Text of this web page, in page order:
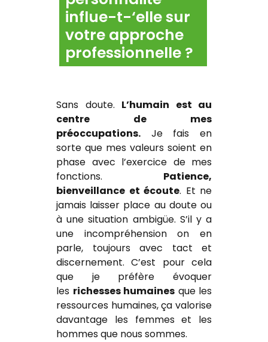
influe-t-‘elle sur
votre approche
professionnelle ?
Sans doute. L’humain est au
centre de mes
préoccupations. Je fais en
sorte que mes valeurs soient en
phase avec l’exercice de mes
fonctions. Patience,
bienveillance et écoute. Et ne
jamais laisser place au doute ou
à une situation ambigüe. S’il y a
une incompréhension on en
parle, toujours avec tact et
discernement. C’est pour cela
que je préfère évoquer
les richesses humaines que les
ressources humaines, ça valorise
davantage les femmes et les
hommes que nous sommes.